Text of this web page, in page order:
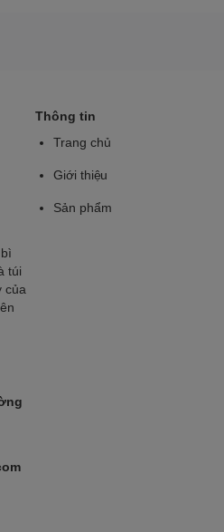
túi
của
Thông tin
Trang chủ
Giới thiệu
Sản phẩm